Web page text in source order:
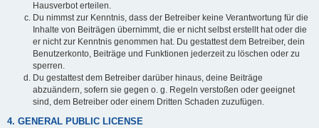
Hausverbot erteilen.
Du nimmst zur Kenntnis, dass der Betreiber keine Verantwortung für die
Inhalte von Beiträgen übernimmt, die er nicht selbst erstellt hat oder die
er nicht zur Kenntnis genommen hat. Du gestattest dem Betreiber, dein
Benutzerkonto, Beiträge und Funktionen jederzeit zu löschen oder zu
sperren.
Du gestattest dem Betreiber darüber hinaus, deine Beiträge
abzuändern, sofern sie gegen o. g. Regeln verstoßen oder geeignet
sind, dem Betreiber oder einem Dritten Schaden zuzufügen.
4. GENERAL PUBLIC LICENSE